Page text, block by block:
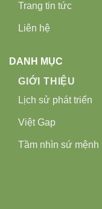
Trang tin tức
Liên hệ
DANH MỤC
GIỚI THIỆU
Lịch sử phát triển
Việt Gap
Tầm nhìn sứ mệnh